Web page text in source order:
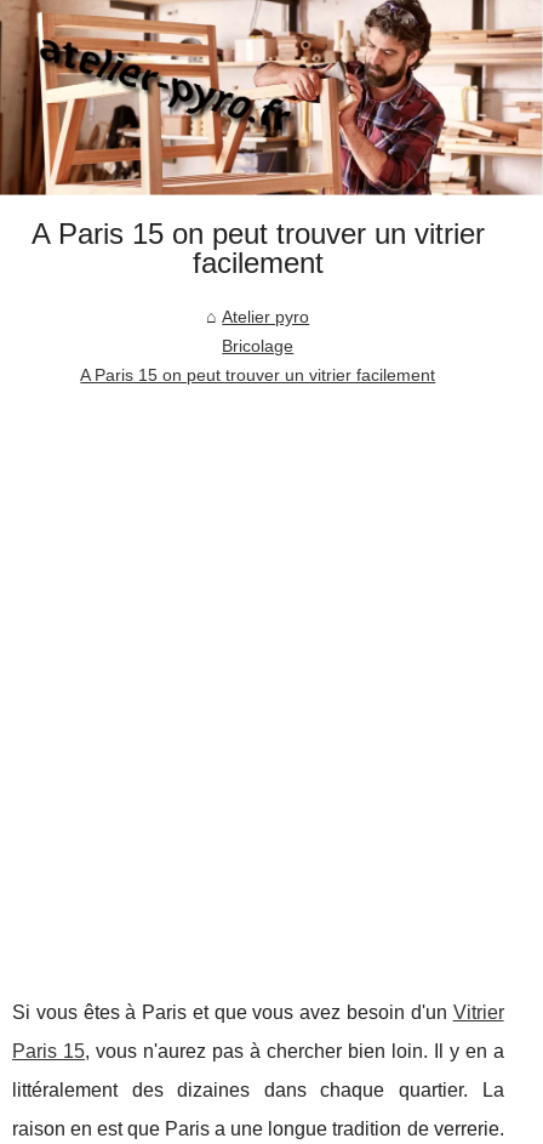
A Paris 15 on peut trouver un vitrier
facilement
Atelier pyro
Bricolage
A Paris 15 on peut trouver un vitrier facilement
Si vous êtes à Paris et que vous avez besoin d'un Vitrier
Paris 15, vous n'aurez pas à chercher bien loin. Il y en a
littéralement des dizaines dans chaque quartier. La
raison en est que Paris a une longue tradition de verrerie.